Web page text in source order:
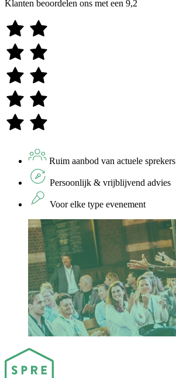
Klanten beoordelen ons met een 9,2
Ruim aanbod van actuele sprekers
Persoonlijk & vrijblijvend advies
Voor elke type evenement